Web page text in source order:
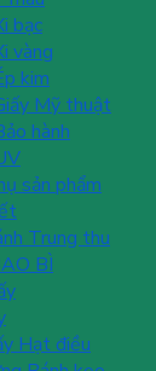
bạc
vàng
kim
Mỹ thuật
hành
sản phẩm
Trung thu
BÌ
Hạt điều